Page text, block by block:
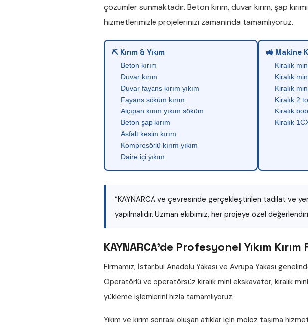
çözümler sunmaktadır. Beton kırım,duvar kırım,şap kırımı
hizmetlerimizle projelerinizi zamanında tamamlıyoruz.
⛏ Kırım & Yıkım
Beton kırım
Duvar kırım
Duvar fayans kırım yıkım
Fayans söküm kırım
Alçıpan kırım yıkım söküm
Beton şap kırım
Asfalt kesim kırım
Kompresörlü kırım yıkım
Daire içi yıkım
🚜 Makine
Kiralık
Kiralık
Kiralık
Kiralık 2
Kiralık
Kiralık
“KAYNARCA ve çevresinde gerçekleştirilen tadilat ve
yapılmalıdır. Uzman ekibimiz, her projeye özel
KAYNARCA'de Profesyonel Yıkım Kırım
Firmamız, İstanbul Anadolu Yakası ve Avrupa Yakası
Operatörlü ve operatörsüz kiralık mini ekskavatör, kiralık
yükleme işlemlerini hızla tamamlıyoruz.
Yıkım ve kırım sonrası oluşan atıklar için moloz taşıma